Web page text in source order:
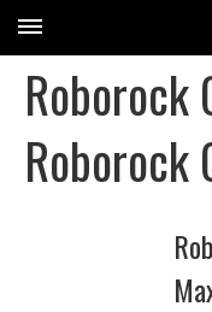
Roborock
Roborock